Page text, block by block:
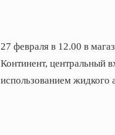
27 февраля в 12.00 в
Континент, центральный
использованием жидкого